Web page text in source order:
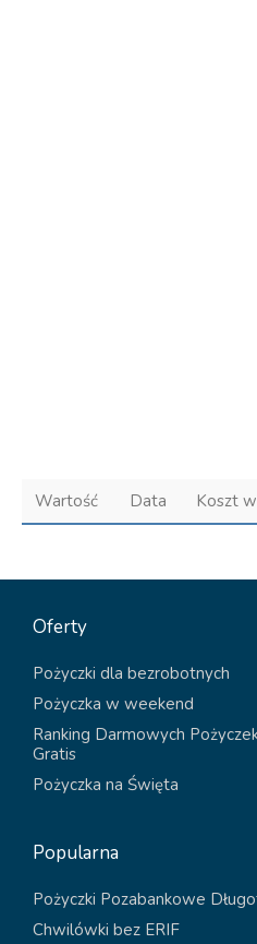
Wartość Data Koszt w
Oferty
Pożyczki dla bezrobotnych
Pożyczka w weekend
Ranking Darmowych
Gratis
Pożyczka na Święta
Popularna
Pożyczki Pozabankowe
Chwilówki bez ERIF